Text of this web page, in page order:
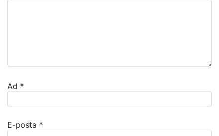
Ad *
E-posta *